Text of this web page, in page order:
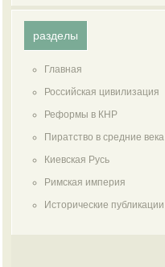
разделы
Главная
Российская цивилизация
Реформы в КНР
Пиратство в средние века
Киевская Русь
Римская империя
Исторические публикации